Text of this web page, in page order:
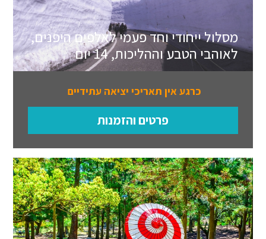
מסלול ייחודי וחד פעמי לאלפים היפנים,
לאוהבי הטבע וההליכות, 14 יום
כרגע אין תאריכי יציאה עתידיים
פרטים והזמנות